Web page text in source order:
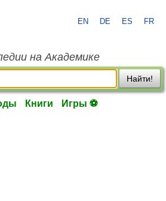
EN DE ES FR
на Академике
Найти!
Книги Игры ⚽